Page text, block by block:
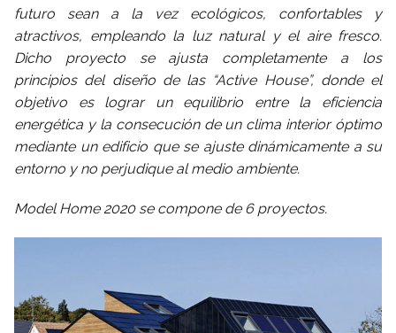
futuro sean a la vez ecológicos, confortables y
atractivos, empleando la luz natural y el aire fresco.
Dicho proyecto se ajusta completamente a los
principios del diseño de las “Active House”, donde el
objetivo es lograr un equilibrio entre la eficiencia
energética y la consecución de un clima interior óptimo
mediante un edificio que se ajuste dinámicamente a su
entorno y no perjudique al medio ambiente.
Model Home 2020 se compone de 6 proyectos.